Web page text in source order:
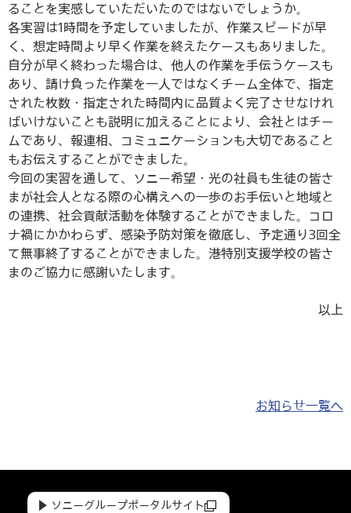
ることを実感していただいたのではないでしょうか。
各実習は1時間を予定していましたが、作業スピードが早
く、想定時間より早く作業を終えたケースもありました。
自分が早く終わった場合は、他人の作業を手伝うケースも
あり、請け負った作業を一人ではなくチーム全体で、指定
された枚数・指定された時間内に品質よく完了させなけれ
ばいけないことも説明に加えることにより、会社とはチー
ムであり、報連相、コミュニケーションも大切であること
もお伝えすることができました。
今回の実習を通して、ソニー希望・光の社員も生徒の皆さ
まが社会人となる際の心構えへの一歩のお手伝いと地域と
の連携、社会貢献活動を体験することができました。コロ
ナ禍にかかわらず、感染予防対策を徹底し、予定通り3回全
て無事終了することができました。港特別支援学校の皆さ
まのご協力に感謝いたします。
以上
お知らせ一覧へ
ソニーグループポータルサイト